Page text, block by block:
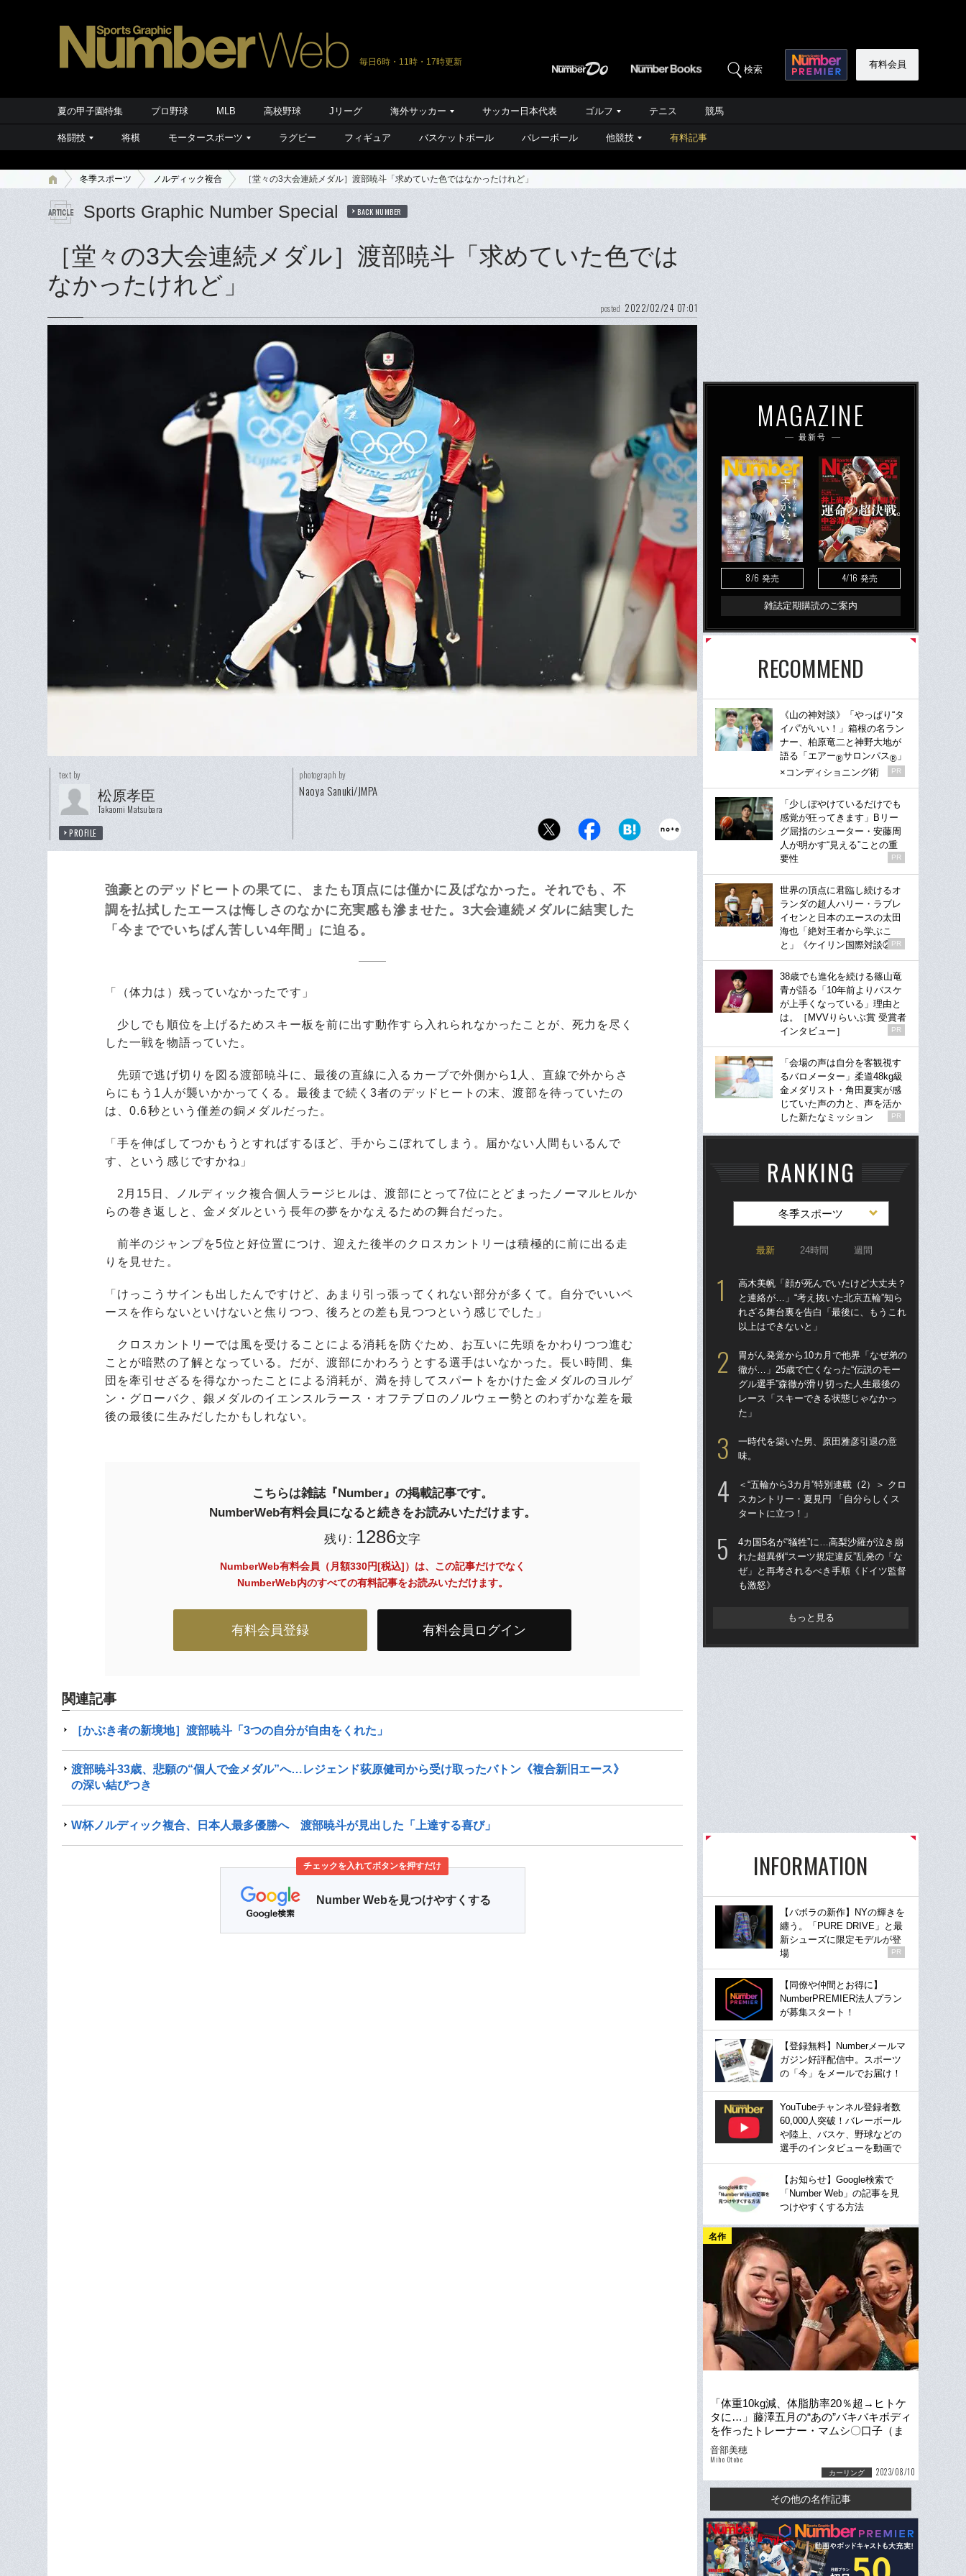
毎日6時・11時・17時更新
検索 有料会員
夏の甲子園特集 プロ野球 MLB 高校野球 Jリーグ 海外サッカー サッカー日本代表 ゴルフ テニス 競馬
格闘技 将棋 モータースポーツ ラグビー フィギュア バスケットボール バレーボール 他競技 有料記事
冬季スポーツ ノルディック複合 ［堂々の3大会連続メダル］渡部暁斗「求めていた色ではなかったけれど」
Sports Graphic Number Special BACK NUMBER
［堂々の3大会連続メダル］渡部暁斗「求めていた色では
なかったけれど」
posted 2022/02/24 07:01
text by
松原孝臣
Takaomi Matsubara
PROFILE
photograph by
Naoya Sanuki/JMPA
強豪とのデッドヒートの果てに、またも頂点には僅かに及ばなかった。それでも、不
調を払拭したエースは悔しさのなかに充実感も滲ませた。3大会連続メダルに結実した
「今まででいちばん苦しい4年間」に迫る。
「（体力は）残っていなかったです」
少しでも順位を上げるためスキー板を前に出す動作すら入れられなかったことが、死力を尽く
した一戦を物語っていた。
先頭で逃げ切りを図る渡部暁斗に、最後の直線に入るカーブで外側から1人、直線で外からさ
らにもう1人が襲いかかってくる。最後まで続く3者のデッドヒートの末、渡部を待っていたの
は、0.6秒という僅差の銅メダルだった。
「手を伸ばしてつかもうとすればするほど、手からこぼれてしまう。届かない人間もいるんで
す、という感じですかね」
2月15日、ノルディック複合個人ラージヒルは、渡部にとって7位にとどまったノーマルヒルか
らの巻き返しと、金メダルという長年の夢をかなえるための舞台だった。
前半のジャンプを5位と好位置につけ、迎えた後半のクロスカントリーは積極的に前に出る走
りを見せた。
「けっこうサインも出したんですけど、あまり引っ張ってくれない部分が多くて。自分でいいペ
ースを作らないといけないと焦りつつ、後ろとの差も見つつという感じでした」
クロスカントリーでは風を受けることによる消耗を防ぐため、お互いに先頭をかわりつつ進む
ことが暗黙の了解となっている。だが、渡部にかわろうとする選手はいなかった。長い時間、集
団を牽引せざるを得なかったことによる消耗が、満を持してスパートをかけた金メダルのヨルゲ
ン・グローバク、銀メダルのイエンスルラース・オフテブロのノルウェー勢とのわずかな差を最
後の最後に生みだしたかもしれない。
こちらは雑誌『Number』の掲載記事です。
NumberWeb有料会員になると続きをお読みいただけます。
残り: 1286文字
NumberWeb有料会員（月額330円[税込]）は、この記事だけでなく
NumberWeb内のすべての有料記事をお読みいただけます。
有料会員登録 有料会員ログイン
関連記事
［かぶき者の新境地］渡部暁斗「3つの自分が自由をくれた」
渡部暁斗33歳、悲願の“個人で金メダル”へ…レジェンド荻原健司から受け取ったバトン《複合新旧エース》
の深い結びつき
W杯ノルディック複合、日本人最多優勝へ 渡部暁斗が見出した「上達する喜び」
チェックを入れてボタンを押すだけ
Number Webを見つけやすくする
MAGAZINE
最新号
8/6 発売 4/16 発売
雑誌定期購読のご案内
RECOMMEND
《山の神対談》「やっぱり“タ
イパ”がいい！」箱根の名ラン
ナー、柏原竜二と神野大地が
語る「エアー®サロンパス® 」
×コンディショニング術
PR
「少しぼやけているだけでも
感覚が狂ってきます」Bリー
グ屈指のシューター・安藤周
人が明かす“見える”ことの重
要性
PR
世界の頂点に君臨し続けるオ
ランダの超人ハリー・ラブレ
イセンと日本のエースの太田
海也「絶対王者から学ぶこ
と」《ケイリン国際対談②》
PR
38歳でも進化を続ける篠山竜
青が語る「10年前よりバスケ
が上手くなっている」理由と
は。［MVVりらいぶ賞 受賞者
インタビュー］
PR
「会場の声は自分を客観視す
るバロメーター」柔道48kg級
金メダリスト・角田夏実が感
じていた声の力と、声を活か
した新たなミッション
PR
RANKING
冬季スポーツ
最新 24時間 週間
高木美帆「顔が死んでいたけど大丈夫？
と連絡が…」“考え抜いた北京五輪”知ら
れざる舞台裏を告白「最後に、もうこれ
以上はできないと」
胃がん発覚から10カ月で他界「なぜ弟の
徹が…」25歳で亡くなった“伝説のモー
グル選手”森徹が滑り切った人生最後の
レース「スキーできる状態じゃなかっ
た」
一時代を築いた男、原田雅彦引退の意
味。
＜“五輪から3カ月”特別連載（2）＞ クロ
スカントリー・夏見円 「自分らしくス
タートに立つ！」
4カ国5名が“犠牲”に…高梨沙羅が泣き崩
れた超異例“スーツ規定違反”乱発の「な
ぜ」と再考されるべき手順《ドイツ監督
も激怒》
もっと見る
INFORMATION
【バボラの新作】NYの輝きを
纏う。「PURE DRIVE」と最
新シューズに限定モデルが登
場
PR
【同僚や仲間とお得に】
NumberPREMIER法人プラン
が募集スタート！
【登録無料】Numberメールマ
ガジン好評配信中。スポーツ
の「今」をメールでお届け！
YouTubeチャンネル登録者数
60,000人突破！バレーボール
や陸上、バスケ、野球などの
選手のインタビューを動画で
【お知らせ】Google検索で
「Number Web」の記事を見
つけやすくする方法
名作
「体重10kg減、体脂肪率20％超→ヒトケ
タに…」藤澤五月の“あの”バキバキボディ
を作ったトレーナー・マムシ〇口子（ま
むしまるくちこ）が明かす「大変身の裏
側」
音部美穂
Miho Otobe
カーリング 2023/08/10
その他の名作記事